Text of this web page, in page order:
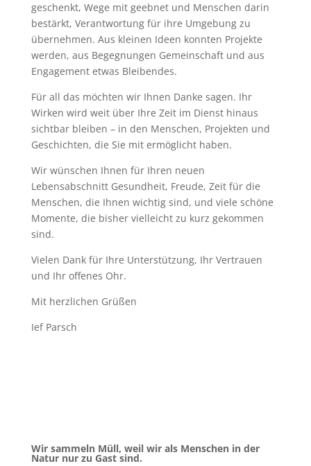
geschenkt, Wege mit geebnet und Menschen darin
bestärkt, Verantwortung für ihre Umgebung zu
übernehmen. Aus kleinen Ideen konnten Projekte
werden, aus Begegnungen Gemeinschaft und aus
Engagement etwas Bleibendes.
Für all das möchten wir Ihnen Danke sagen. Ihr
Wirken wird weit über Ihre Zeit im Dienst hinaus
sichtbar bleiben – in den Menschen, Projekten und
Geschichten, die Sie mit ermöglicht haben.
Wir wünschen Ihnen für Ihren neuen
Lebensabschnitt Gesundheit, Freude, Zeit für die
Menschen, die Ihnen wichtig sind, und viele schöne
Momente, die bisher vielleicht zu kurz gekommen
sind.
Vielen Dank für Ihre Unterstützung, Ihr Vertrauen
und Ihr offenes Ohr.
Mit herzlichen Grüßen
Ief Parsch
Wir sammeln Müll, weil wir als Menschen in der
Natur nur zu Gast sind.